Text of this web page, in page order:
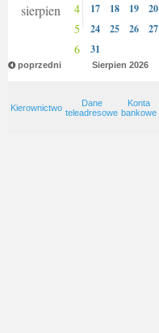
sierpien 4 17 18 19 20
5 24 25 26 27
6 31
poprzedni Sierpien 2026
Kierownictwo
Dane
teleadresowe
Konta
bankowe